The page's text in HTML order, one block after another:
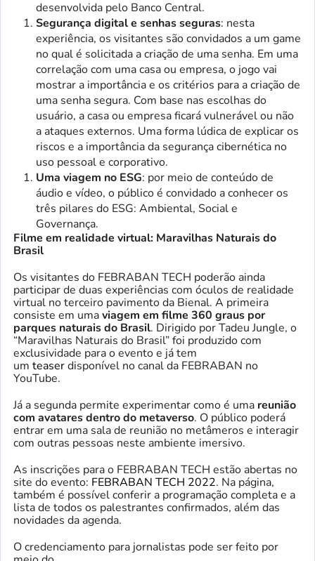
desenvolvida pelo Banco Central.
Segurança digital e senhas seguras: nesta
experiência, os visitantes são convidados a um game
no qual é solicitada a criação de uma senha. Em uma
correlação com uma casa ou empresa, o jogo vai
mostrar a importância e os critérios para a criação de
uma senha segura. Com base nas escolhas do
usuário, a casa ou empresa ficará vulnerável ou não
a ataques externos. Uma forma lúdica de explicar os
riscos e a importância da segurança cibernética no
uso pessoal e corporativo.
Uma viagem no ESG: por meio de conteúdo de
áudio e vídeo, o público é convidado a conhecer os
três pilares do ESG: Ambiental, Social e
Governança.
Filme em realidade virtual: Maravilhas Naturais do
Brasil
Os visitantes do FEBRABAN TECH poderão ainda
participar de duas experiências com óculos de realidade
virtual no terceiro pavimento da Bienal. A primeira
consiste em umaviagem em filme 360 graus por
parques naturais do Brasil. Dirigido por Tadeu Jungle, o
“Maravilhas Naturais do Brasil” foi produzido com
exclusividade para o evento e já tem
um teaserdisponível no canal da FEBRABAN no
YouTube.
Já a segunda permite experimentar como é uma reunião
com avatares dentro do metaverso. O público poderá
entrar em uma sala de reunião no metâmeros e interagir
com outras pessoas neste ambiente imersivo.
As inscrições para o FEBRABAN TECH estão abertas no
site do evento: FEBRABAN TECH 2022. Na página,
também é possível conferir a programação completa e a
lista de todos os palestrantes confirmados, além das
novidades da agenda.
O credenciamento para jornalistas pode ser feito por